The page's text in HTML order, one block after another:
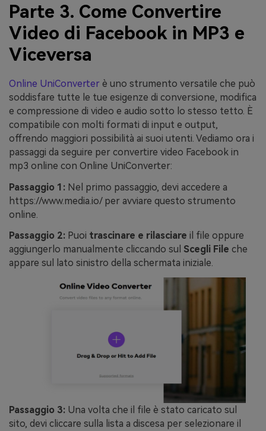
Parte 3. Come Convertire
Video di Facebook in MP3 e
Viceversa
Online UniConverter è uno strumento versatile che può
soddisfare tutte le tue esigenze di conversione, modifica
e compressione di video e audio sotto lo stesso tetto. È
compatibile con molti formati di input e output,
offrendo maggiori possibilità ai suoi utenti. Vediamo ora i
passaggi da seguire per convertire video Facebook in
mp3 online con Online UniConverter:
Passaggio 1: Nel primo passaggio, devi accedere a
https://www.media.io/ per avviare questo strumento
online.
Passaggio 2: Puoi trascinare e rilasciare il file oppure
aggiungerlo manualmente cliccando sul Scegli File che
appare sul lato sinistro della schermata iniziale.
Passaggio 3: Una volta che il file è stato caricato sul
sito, devi cliccare sulla lista a discesa per selezionare il